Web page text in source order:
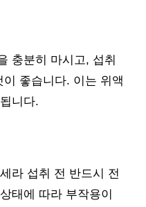
충분히 마시고, 섭취
좋습니다. 이는 위액
니다.
라 섭취 전 반드시 전
태에 따라 부작용이